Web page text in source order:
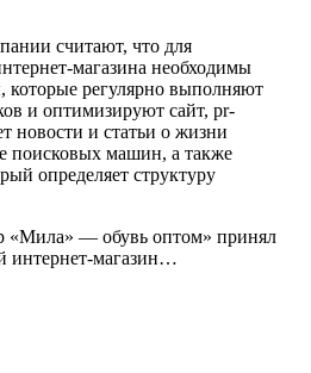
считают, что для
магазина необходимы
которые регулярно выполняют
и оптимизируют сайт, pr-
новости и статьи о жизни
поисковых машин, а также
определяет структуру
«Мила» — обувь оптом» принял
интернет-магазин…